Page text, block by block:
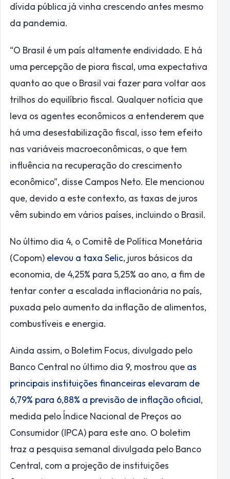
dívida pública já vinha crescendo antes mesmo
da pandemia.
“O Brasil é um país altamente endividado. E há
uma percepção de piora fiscal, uma expectativa
quanto ao que o Brasil vai fazer para voltar aos
trilhos do equilíbrio fiscal. Qualquer notícia que
leva os agentes econômicos a entenderem que
há uma desestabilização fiscal, isso tem efeito
nas variáveis macroeconômicas, o que tem
influência na recuperação do crescimento
econômico”, disse Campos Neto. Ele mencionou
que, devido a este contexto, as taxas de juros
vêm subindo em vários países, incluindo o Brasil.
No último dia 4, o Comitê de Política Monetária
(Copom) elevou a taxa Selic, juros básicos da
economia, de 4,25% para 5,25% ao ano, a fim de
tentar conter a escalada inflacionária no país,
puxada pelo aumento da inflação de alimentos,
combustíveis e energia.
Ainda assim, o Boletim Focus, divulgado pelo
Banco Central no último dia 9, mostrou que as
principais instituições financeiras elevaram de
6,79% para 6,88% a previsão de inflação oficial,
medida pelo Índice Nacional de Preços ao
Consumidor (IPCA) para este ano. O boletim
traz a pesquisa semanal divulgada pelo Banco
Central, com a projeção de instituições